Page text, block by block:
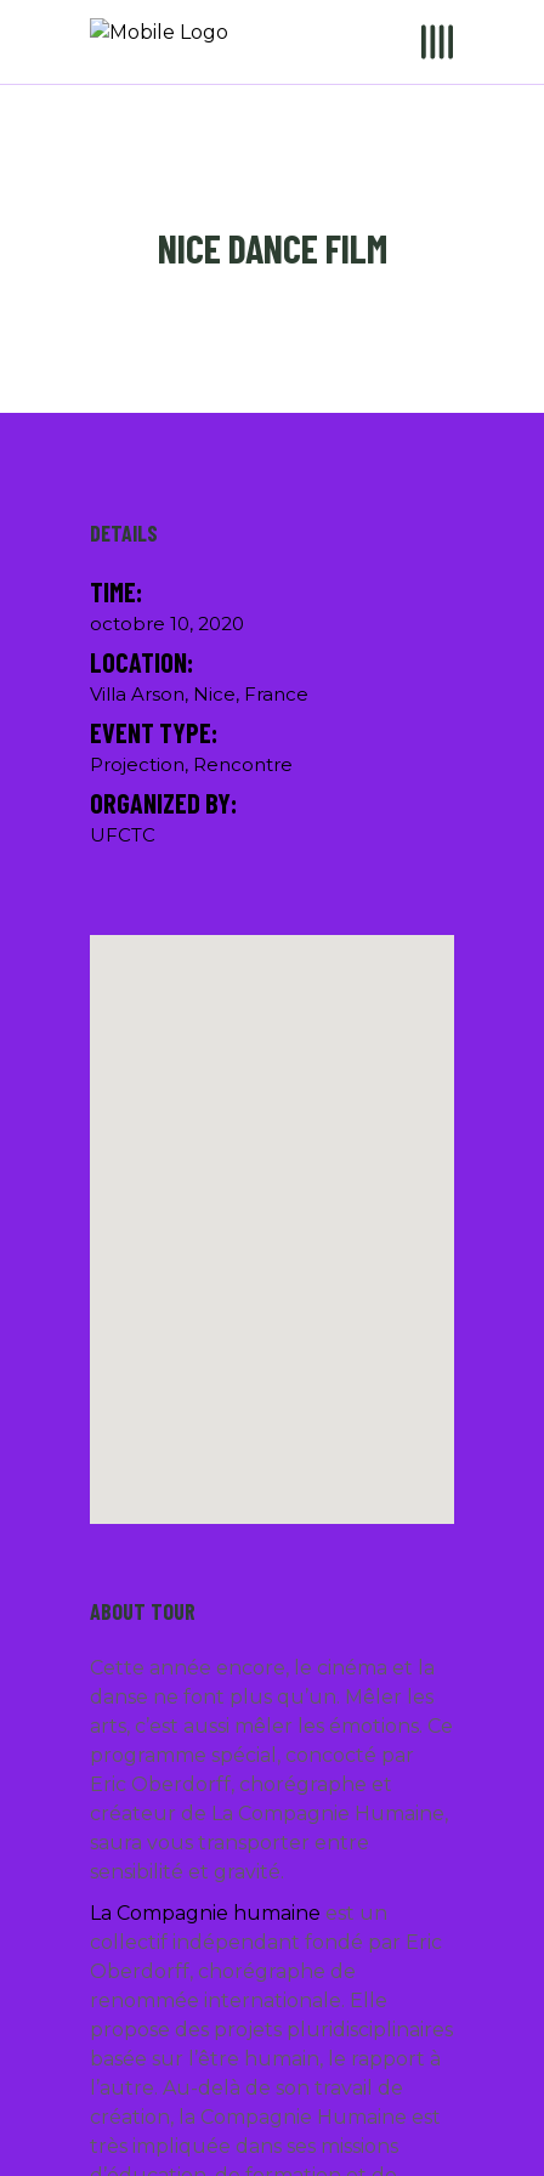
NICE DANCE FILM
DETAILS
TIME:
octobre 10, 2020
LOCATION:
Villa Arson, Nice, France
EVENT TYPE:
Projection, Rencontre
ORGANIZED BY:
UFCTC
ABOUT TOUR
Cette année encore, le cinéma et la
danse ne font plus qu’un. Mêler les
arts, c’est aussi mêler les émotions. Ce
programme spécial, concocté par
Eric Oberdorff, chorégraphe et
créateur de La Compagnie Humaine,
saura vous transporter entre
sensibilité et gravité.
La Compagnie humaine est un
collectif indépendant fondé par Eric
Oberdorff, chorégraphe de
renommée internationale. Elle
propose des projets pluridisciplinaires
basée sur l’être humain, le rapport à
l’autre. Au-delà de son travail de
création, la Compagnie Humaine est
très impliquée dans ses missions